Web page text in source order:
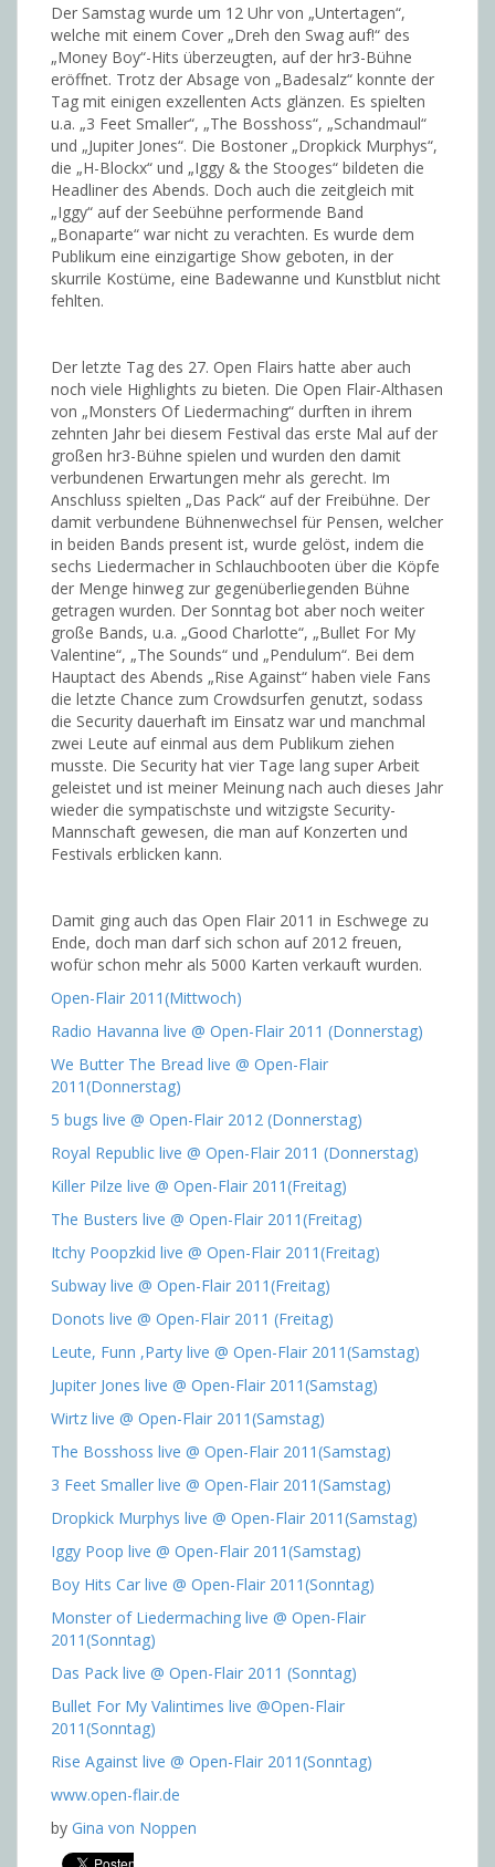
Der Samstag wurde um 12 Uhr von „Untertagen“,
welche mit einem Cover „Dreh den Swag auf!“ des
„Money Boy“-Hits überzeugten, auf der hr3-Bühne
eröffnet. Trotz der Absage von „Badesalz“ konnte der
Tag mit einigen exzellenten Acts glänzen. Es spielten
u.a. „3 Feet Smaller“, „The Bosshoss“, „Schandmaul“
und „Jupiter Jones“. Die Bostoner „Dropkick Murphys“,
die „H-Blockx“ und „Iggy & the Stooges“ bildeten die
Headliner des Abends. Doch auch die zeitgleich mit
„Iggy“ auf der Seebühne performende Band
„Bonaparte“ war nicht zu verachten. Es wurde dem
Publikum eine einzigartige Show geboten, in der
skurrile Kostüme, eine Badewanne und Kunstblut nicht
fehlten.
Der letzte Tag des 27. Open Flairs hatte aber auch
noch viele Highlights zu bieten. Die Open Flair-Althasen
von „Monsters Of Liedermaching“ durften in ihrem
zehnten Jahr bei diesem Festival das erste Mal auf der
großen hr3-Bühne spielen und wurden den damit
verbundenen Erwartungen mehr als gerecht. Im
Anschluss spielten „Das Pack“ auf der Freibühne. Der
damit verbundene Bühnenwechsel für Pensen, welcher
in beiden Bands present ist, wurde gelöst, indem die
sechs Liedermacher in Schlauchbooten über die Köpfe
der Menge hinweg zur gegenüberliegenden Bühne
getragen wurden. Der Sonntag bot aber noch weiter
große Bands, u.a. „Good Charlotte“, „Bullet For My
Valentine“, „The Sounds“ und „Pendulum“. Bei dem
Hauptact des Abends „Rise Against“ haben viele Fans
die letzte Chance zum Crowdsurfen genutzt, sodass
die Security dauerhaft im Einsatz war und manchmal
zwei Leute auf einmal aus dem Publikum ziehen
musste. Die Security hat vier Tage lang super Arbeit
geleistet und ist meiner Meinung nach auch dieses Jahr
wieder die sympatischste und witzigste Security-
Mannschaft gewesen, die man auf Konzerten und
Festivals erblicken kann.
Damit ging auch das Open Flair 2011 in Eschwege zu
Ende, doch man darf sich schon auf 2012 freuen,
wofür schon mehr als 5000 Karten verkauft wurden.
Open-Flair 2011(Mittwoch)
Radio Havanna live @ Open-Flair 2011 (Donnerstag)
We Butter The Bread live @ Open-Flair
2011(Donnerstag)
5 bugs live @ Open-Flair 2012 (Donnerstag)
Royal Republic live @ Open-Flair 2011 (Donnerstag)
Killer Pilze live @ Open-Flair 2011(Freitag)
The Busters live @ Open-Flair 2011(Freitag)
Itchy Poopzkid live @ Open-Flair 2011(Freitag)
Subway live @ Open-Flair 2011(Freitag)
Donots live @ Open-Flair 2011 (Freitag)
Leute, Funn ,Party live @ Open-Flair 2011(Samstag)
Jupiter Jones live @ Open-Flair 2011(Samstag)
Wirtz live @ Open-Flair 2011(Samstag)
The Bosshoss live @ Open-Flair 2011(Samstag)
3 Feet Smaller live @ Open-Flair 2011(Samstag)
Dropkick Murphys live @ Open-Flair 2011(Samstag)
Iggy Poop live @ Open-Flair 2011(Samstag)
Boy Hits Car live @ Open-Flair 2011(Sonntag)
Monster of Liedermaching live @ Open-Flair
2011(Sonntag)
Das Pack live @ Open-Flair 2011 (Sonntag)
Bullet For My Valintimes live @Open-Flair
2011(Sonntag)
Rise Against live @ Open-Flair 2011(Sonntag)
www.open-flair.de
by Gina von Noppen